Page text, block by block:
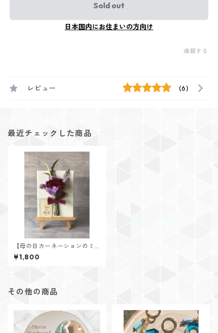
Sold out
日本国内にお住まいの方向け
通報する
レビュー (6)
最近チェックした商品
【母の日カーネーションのミ
ニスワッグボード】B
¥1,800
その他の商品